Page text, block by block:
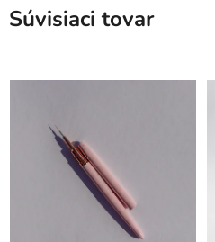
Súvisiaci tovar